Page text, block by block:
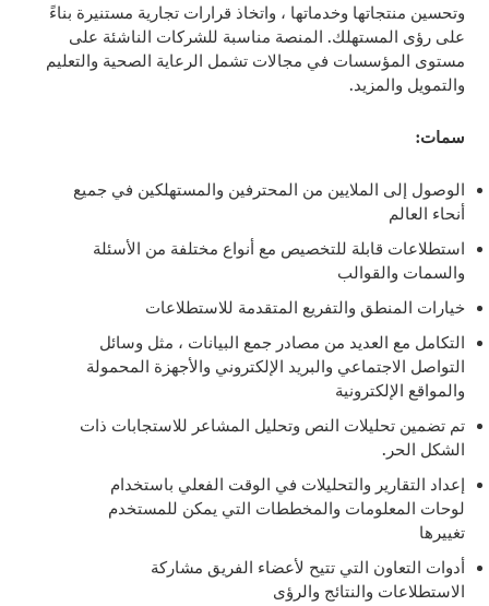
وتحسين منتجاتها وخدماتها ، واتخاذ قرارات تجارية مستنيرة بناءً
على رؤى المستهلك. المنصة مناسبة للشركات الناشئة على
مستوى المؤسسات في مجالات تشمل الرعاية الصحية والتعليم
والتمويل والمزيد.
سمات:
الوصول إلى الملايين من المحترفين والمستهلكين في جميع
أنحاء العالم
استطلاعات قابلة للتخصيص مع أنواع مختلفة من الأسئلة
والسمات والقوالب
خيارات المنطق والتفريع المتقدمة للاستطلاعات
التكامل مع العديد من مصادر جمع البيانات ، مثل وسائل
التواصل الاجتماعي والبريد الإلكتروني والأجهزة المحمولة
والمواقع الإلكترونية
تم تضمين تحليلات النص وتحليل المشاعر للاستجابات ذات
الشكل الحر.
إعداد التقارير والتحليلات في الوقت الفعلي باستخدام
لوحات المعلومات والمخططات التي يمكن للمستخدم
تغييرها
أدوات التعاون التي تتيح لأعضاء الفريق مشاركة
الاستطلاعات والنتائج والرؤى